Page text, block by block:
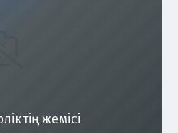
жемісі